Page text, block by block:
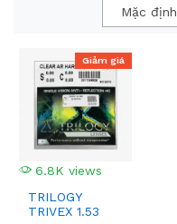
Mặc định
6.8K views
Giảm giá
TRILOGY
TRIVEX 1.53